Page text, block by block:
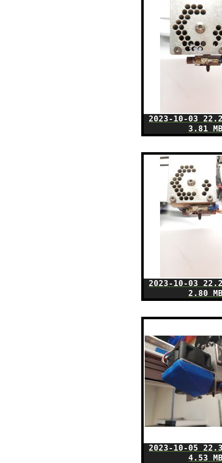
2023-10-03
3.81
2023-10-03
2.80
2023-10-05
4.53